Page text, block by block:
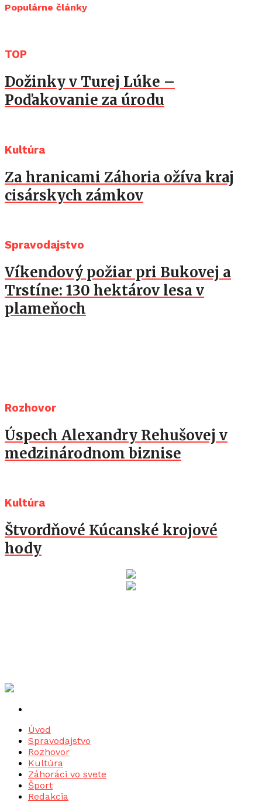
Populárne články
TOP
Dožinky v Turej Lúke –
Poďakovanie za úrodu
Kultúra
Za hranicami Záhoria ožíva kraj
cisárskych zámkov
Spravodajstvo
Víkendový požiar pri Bukovej a
Trstíne: 130 hektárov lesa v
plameňoch
Rozhovor
Úspech Alexandry Rehušovej v
medzinárodnom biznise
Kultúra
Štvordňové Kúcanské krojové
hody
Úvod
Spravodajstvo
Rozhovor
Kultúra
Záhoráci vo svete
Šport
Redakcia